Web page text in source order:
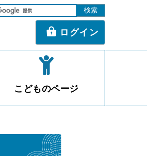
ログイン
こどものページ